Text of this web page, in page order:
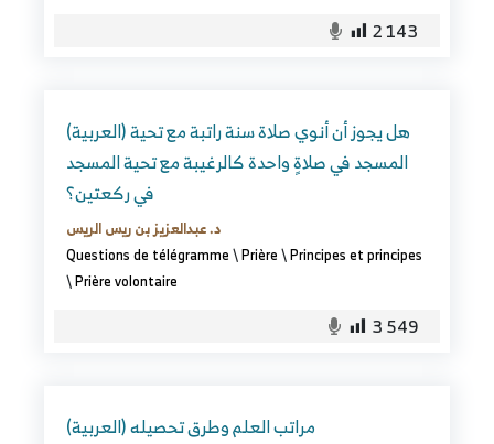
2 143
(العربية) هل يجوز أن أنوي صلاة سنة راتبة مع تحية
المسجد في صلاةٍ واحدة كالرغيبة مع تحية المسجد
في ركعتين؟
د. عبدالعزيز بن ريس الريس
Questions de télégramme\Prière\Principes et principes
\Prière volontaire
3 549
(العربية) مراتب العلم وطرق تحصيله